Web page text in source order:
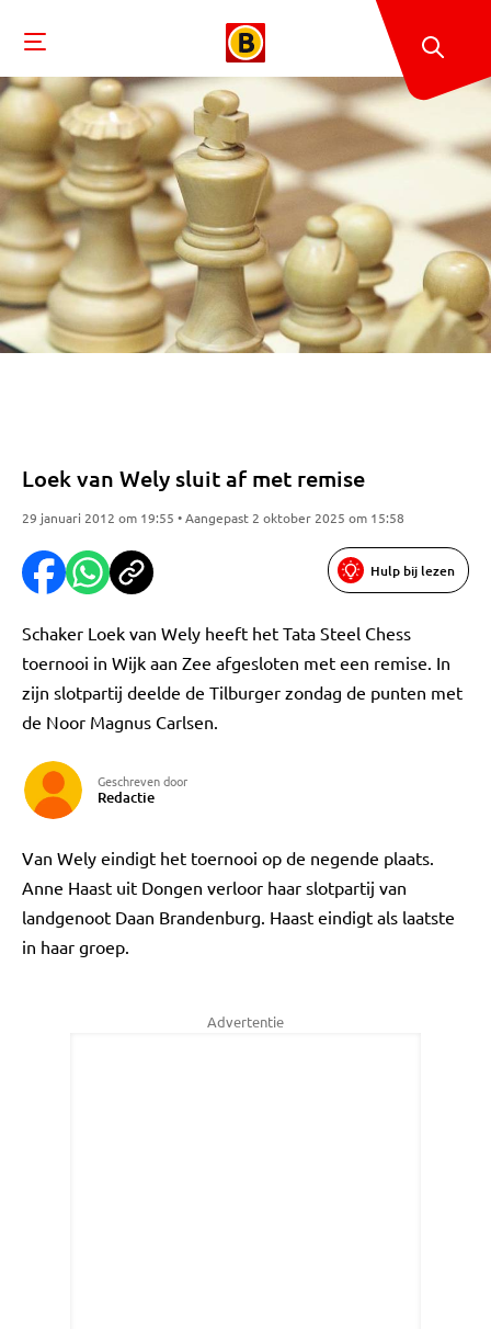
Loek van Wely sluit af met remise
29 januari 2012 om 19:55 • Aangepast 2 oktober 2025 om 15:58
Hulp bij lezen
Schaker Loek van Wely heeft het Tata Steel Chess
toernooi in Wijk aan Zee afgesloten met een remise. In
zijn slotpartij deelde de Tilburger zondag de punten met
de Noor Magnus Carlsen.
Geschreven door
Redactie
Van Wely eindigt het toernooi op de negende plaats.
Anne Haast uit Dongen verloor haar slotpartij van
landgenoot Daan Brandenburg. Haast eindigt als laatste
in haar groep.
Advertentie